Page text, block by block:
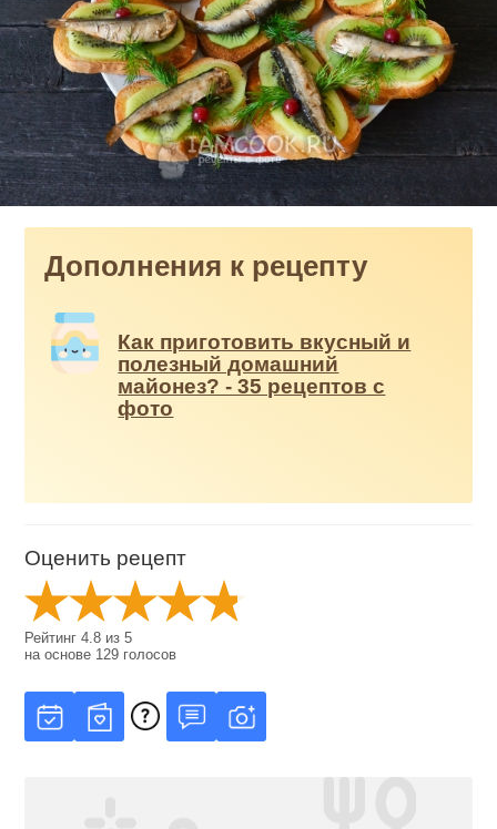
Дополнения к рецепту
Как приготовить вкусный и
полезный домашний
майонез? - 35 рецептов с
фото
Оценить рецепт
Рейтинг4.8 из5
на основе 129 голосов